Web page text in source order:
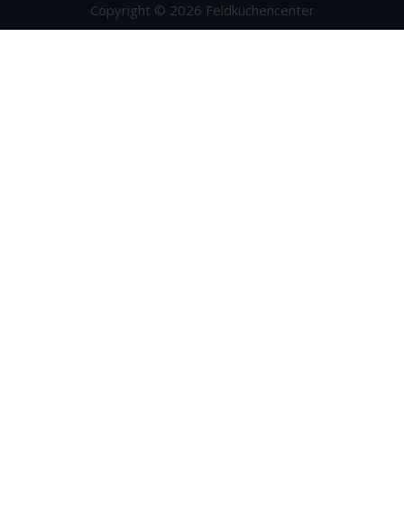
Copyright © 2026 Feldküchencenter